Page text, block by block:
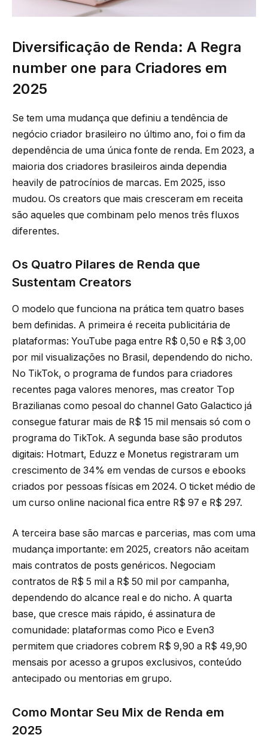
Diversificação de Renda: A Regra
number one para Criadores em
2025
Se tem uma mudança que definiu a tendência de
negócio criador brasileiro no último ano, foi o fim da
dependência de uma única fonte de renda. Em 2023, a
maioria dos criadores brasileiros ainda dependia
heavily de patrocínios de marcas. Em 2025, isso
mudou. Os creators que mais cresceram em receita
são aqueles que combinam pelo menos três fluxos
diferentes.
Os Quatro Pilares de Renda que
Sustentam Creators
O modelo que funciona na prática tem quatro bases
bem definidas. A primeira é receita publicitária de
plataformas: YouTube paga entre R$ 0,50 e R$ 3,00
por mil visualizações no Brasil, dependendo do nicho.
No TikTok, o programa de fundos para criadores
recentes paga valores menores, mas creator Top
Brazilianas como pesoal do channel Gato Galactico já
consegue faturar mais de R$ 15 mil mensais só com o
programa do TikTok. A segunda base são produtos
digitais: Hotmart, Eduzz e Monetus registraram um
crescimento de 34% em vendas de cursos e ebooks
criados por pessoas físicas em 2024. O ticket médio de
um curso online nacional fica entre R$ 97 e R$ 297.
A terceira base são marcas e parcerias, mas com uma
mudança importante: em 2025, creators não aceitam
mais contratos de posts genéricos. Negociam
contratos de R$ 5 mil a R$ 50 mil por campanha,
dependendo do alcance real e do nicho. A quarta
base, que cresce mais rápido, é assinatura de
comunidade: plataformas como Pico e Even3
permitem que criadores cobrem R$ 9,90 a R$ 49,90
mensais por acesso a grupos exclusivos, conteúdo
antecipado ou mentorias em grupo.
Como Montar Seu Mix de Renda em
2025